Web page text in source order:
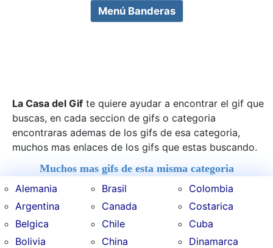
Menú Banderas
La Casa del Gif te quiere ayudar a encontrar el gif que
buscas, en cada seccion de gifs o categoria
encontraras ademas de los gifs de esa categoria,
muchos mas enlaces de los gifs que estas buscando.
Muchos mas gifs de esta misma categoria
Alemania
Argentina
Belgica
Bolivia
Brasil
Canada
Chile
China
Colombia
Costarica
Cuba
Dinamarca